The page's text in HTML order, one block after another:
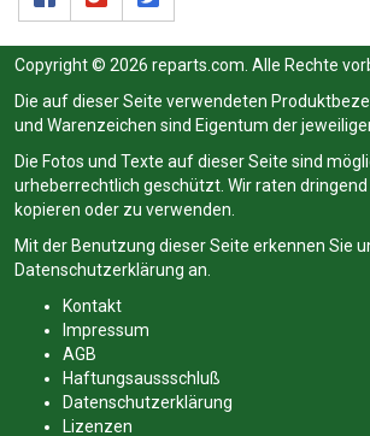
Copyright © 2026 reparts.com. Alle Rechte
Die auf dieser Seite verwendeten
und Warenzeichen sind Eigentum der
Die Fotos und Texte auf dieser Seite sind
urheberrechtlich geschützt. Wir raten dringend
kopieren oder zu verwenden.
Mit der Benutzung dieser Seite erkennen Sie
Datenschutzerklärung an.
Kontakt
Impressum
AGB
Haftungsaussschluß
Datenschutzerklärung
Lizenzen